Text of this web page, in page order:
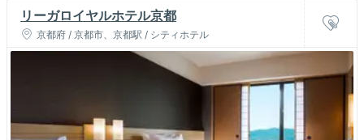
リーガロイヤルホテル京都
京都府 / 京都市、京都駅 / シティホテル